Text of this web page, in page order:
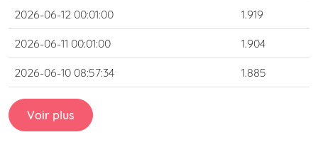
2026-06-12 00:01:00 1.919
2026-06-11 00:01:00 1.904
2026-06-10 08:57:34 1.885
Voir plus